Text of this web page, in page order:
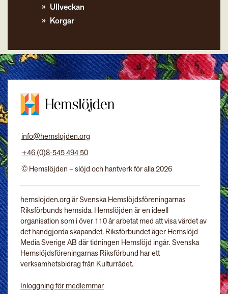
Ullveckan
Korgar
info@hemslojden.org
+46 (0)8-545 494 50
© Hemslöjden – slöjd och hantverk för alla 2026
hemslojden.org är Svenska Hemslöjdsföreningarnas
Riksförbunds hemsida. Hemslöjden är en ideell
organisation som i över 110 år arbetat med att visa värdet av
det handgjorda skapandet. Riksförbundet äger Hemslöjd
Media Sverige AB där tidningen Hemslöjd ingår. Svenska
Hemslöjdsföreningarnas Riksförbund har ett
verksamhetsbidrag från Kulturrådet.
Inloggning för medlemmar